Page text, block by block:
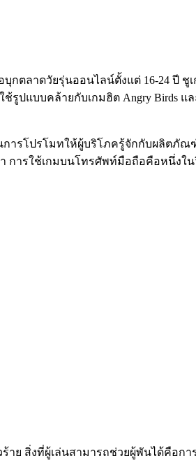
ตลาดวัยรุ่นออนไลน์ตั้งแต่ 16-24 ปี ชูเก
รูปแบบคล้ายกับเกมฮิต Angry Birds แ
นการโปรโมทให้ผู้บริโภครู้จักกับผลิตภัณ
ว่า การใช้เกมบนโทรศัพท์มือถือคือหนึ่ง
าย สิ่งที่ผู้เล่นสามารถช่วยผู้พันได้คือก